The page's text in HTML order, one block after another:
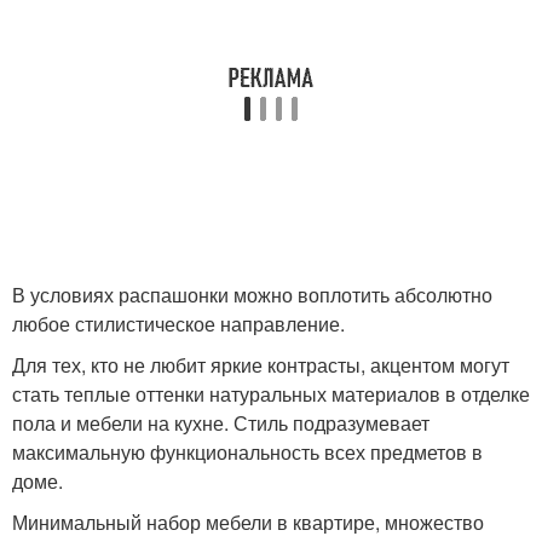
В условиях распашонки можно воплотить абсолютно
любое стилистическое направление.
Для тех, кто не любит яркие контрасты, акцентом могут
стать теплые оттенки натуральных материалов в отделке
пола и мебели на кухне. Стиль подразумевает
максимальную функциональность всех предметов в
доме.
Минимальный набор мебели в квартире, множество